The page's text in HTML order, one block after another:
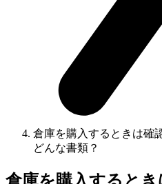
倉庫を購入するときは確
どんな書類？